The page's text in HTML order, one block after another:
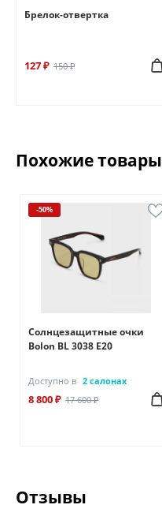
Брелок-отвертка
127 ₽ 150 ₽
Похожие товары
-50%
Солнцезащитные очки
Bolon BL 3038 Е20
Доступно в 2 салонах
8 800 ₽ 17 600 ₽
Отзывы